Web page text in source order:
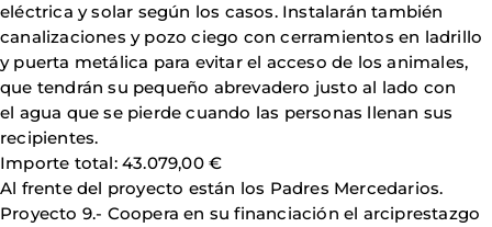
eléctrica y solar según los casos. Instalarán también
canalizaciones y pozo ciego con cerramientos en ladrillo
y puerta metálica para evitar el acceso de los animales,
que tendrán su pequeño abrevadero justo al lado con
el agua que se pierde cuando las personas llenan sus
recipientes.
Importe total: 43.079,00 €
Al frente del proyecto están los Padres Mercedarios.
Proyecto 9.- Coopera en su financiación el arciprestazgo